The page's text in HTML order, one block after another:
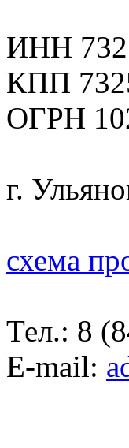
ИНН
КПП
ОГРН
г.
схема
Тел.: 8
E-mail: